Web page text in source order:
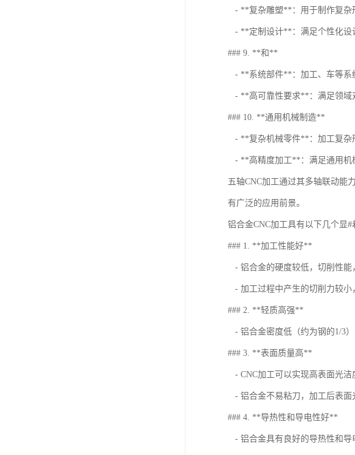
- **复杂雕塑**：用于制作复杂
- **定制设计**：满足个性化设
### 9. **和**
- **系统部件**：加工、车等系
- **高可靠性要求**：满足领域
### 10. **通用机械制造**
- **复杂机械零件**：加工复杂
- **高精度加工**：满足通用机
五轴CNC加工通过其多轴联动能
有广泛的应用前景。
铝合金CNC加工具有以下几个显#
### 1. **加工性能好**
- 铝合金的硬度较低，切削性能
- 加工过程中产生的切削力较小
### 2. **轻质高强**
- 铝合金密度低（约为钢的1/3
### 3. **表面质量高**
- CNC加工可以实现高表面光洁
- 铝合金不易粘刀，加工后表面
### 4. **导热性和导电性好**
- 铝合金具有良好的导热性和导